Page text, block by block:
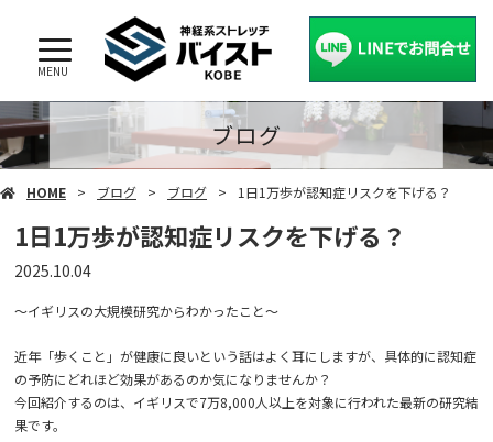
MENU
ブログ
HOME ブログ ブログ 1日1万歩が認知症リスクを下げる？
1日1万歩が認知症リスクを下げる？
2025.10.04
～イギリスの大規模研究からわかったこと～
近年「歩くこと」が健康に良いという話はよく耳にしますが、具体的に認知症
の予防にどれほど効果があるのか気になりませんか？
今回紹介するのは、イギリスで7万8,000人以上を対象に行われた最新の研究結
果です。